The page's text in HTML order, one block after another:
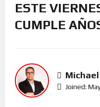
ESTE
CUMPLE
Joined: